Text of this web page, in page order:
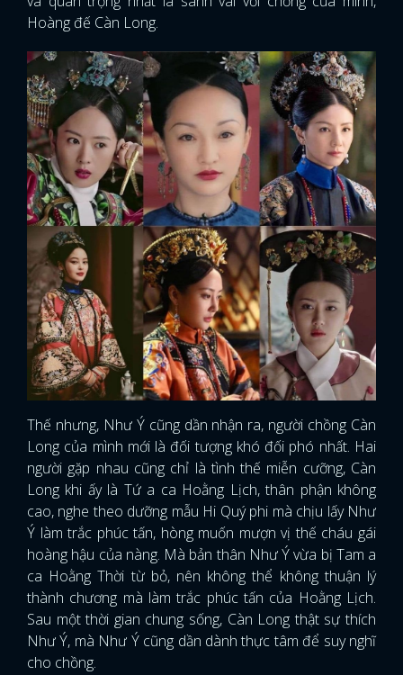
Hoàng đế Càn Long.
Thế nhưng, Như Ý cũng dần nhận ra, người chồng Càn
Long của mình mới là đối tượng khó đối phó nhất. Hai
người gặp nhau cũng chỉ là tình thế miễn cưỡng, Càn
Long khi ấy là Tứ a ca Hoằng Lịch, thân phận không
cao, nghe theo dưỡng mẫu Hi Quý phi mà chịu lấy Như
Ý làm trắc phúc tấn, hòng muốn mượn vị thế cháu gái
hoàng hậu của nàng. Mà bản thân Như Ý vừa bị Tam a
ca Hoằng Thời từ bỏ, nên không thể không thuận lý
thành chương mà làm trắc phúc tấn của Hoằng Lịch.
Sau một thời gian chung sống, Càn Long thật sự thích
Như Ý, mà Như Ý cũng dần dành thực tâm để suy nghĩ
cho chồng.